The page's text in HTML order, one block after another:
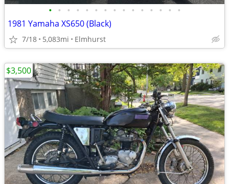
• • • • • • • • • • • • • • •
1981 Yamaha XS650 (Black)
7/18 5,083mi Elmhurst
$3,500